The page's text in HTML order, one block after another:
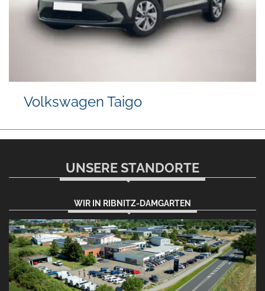
Volkswagen Taigo
UNSERE STANDORTE
WIR IN RIBNITZ-DAMGARTEN